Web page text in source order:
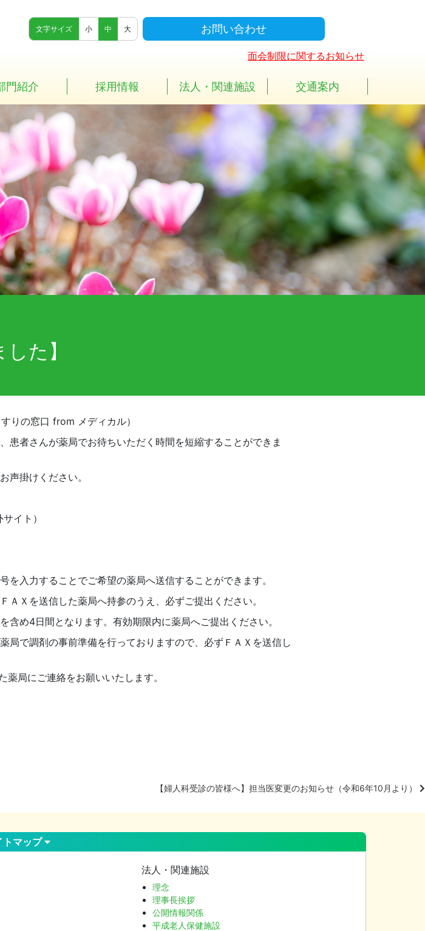
文字サイズ 小 中 大 お問い合わせ
面会制限に関するお知らせ
門紹介 採用情報 法人・関連施設 交通案内
た】
りの窓口 from メディカル）
者さんが薬局でお待ちいただく時間を短縮することができま
声掛けください。
イト）
入力することでご希望の薬局へ送信することができます。
Ｘを送信した薬局へ持参のうえ、必ずご提出ください。
含め4日間となります。有効期限内に薬局へご提出ください。
局で調剤の事前準備を行っておりますので、必ずＦＡＸを送信し
薬局にご連絡をお願いいたします。
【婦人科受診の皆様へ】担当医変更のお知らせ（令和6年10月より）
トマップ
法人・関連施設
理念
理事長挨拶
公開情報関係
平成老人保健施設